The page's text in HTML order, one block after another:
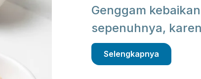
Genggam
sepenuhnya,
Selengkapnya